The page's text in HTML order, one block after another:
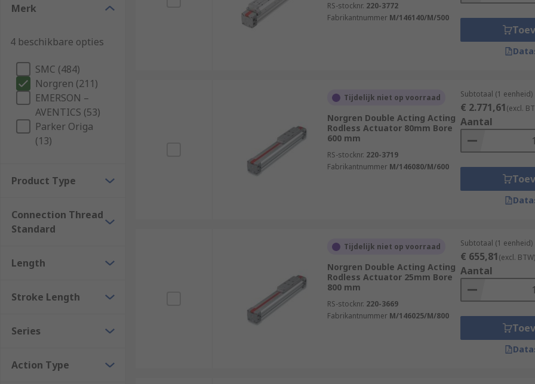
Merk
4 beschikbare opties
SMC (484)
Norgren (211)
EMERSON –
AVENTICS (53)
Parker Origa
(13)
Product Type
Connection Thread
Standard
Length
Stroke Length
Series
Action Type
RS-stocknr. 220-3772
Fabrikantnummer M/146140/M/500
Tijdelijk niet op voorraad
Norgren Double Acting Acting
Rodless Actuator 80mm Bore
600 mm
RS-stocknr. 220-3719
Fabrikantnummer M/146080/M/600
Subtotaal (1 eenheid)
€ 2.771,61(excl.
Aantal
Tijdelijk niet op voorraad
Norgren Double Acting Acting
Rodless Actuator 25mm Bore
800 mm
RS-stocknr. 220-3669
Fabrikantnummer M/146025/M/800
Subtotaal (1 eenheid)
€ 655,81(excl. BTW)
Aantal